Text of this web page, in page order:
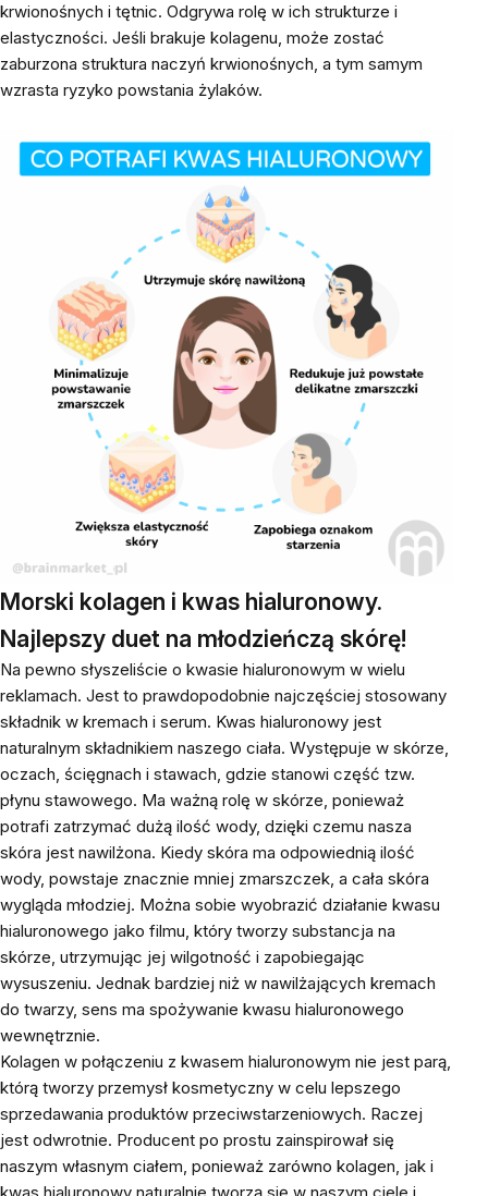
krwionośnych i tętnic. Odgrywa rolę w ich strukturze i
elastyczności. Jeśli brakuje kolagenu, może zostać
zaburzona struktura naczyń krwionośnych, a tym samym
wzrasta ryzyko powstania żylaków.
Morski kolagen i kwas hialuronowy.
Najlepszy duet na młodzieńczą skórę!
Na pewno słyszeliście o kwasie hialuronowym w wielu
reklamach. Jest to prawdopodobnie najczęściej stosowany
składnik w kremach i serum. Kwas hialuronowy jest
naturalnym składnikiem naszego ciała. Występuje w skórze,
oczach, ścięgnach i stawach, gdzie stanowi część tzw.
płynu stawowego. Ma ważną rolę w skórze, ponieważ
potrafi zatrzymać dużą ilość wody, dzięki czemu nasza
skóra jest nawilżona. Kiedy skóra ma odpowiednią ilość
wody, powstaje znacznie mniej zmarszczek, a cała skóra
wygląda młodziej. Można sobie wyobrazić działanie kwasu
hialuronowego jako filmu, który tworzy substancja na
skórze, utrzymując jej wilgotność i zapobiegając
wysuszeniu. Jednak bardziej niż w nawilżających kremach
do twarzy, sens ma spożywanie kwasu hialuronowego
wewnętrznie.
Kolagen w połączeniu z kwasem hialuronowym nie jest parą,
którą tworzy przemysł kosmetyczny w celu lepszego
sprzedawania produktów przeciwstarzeniowych. Raczej
jest odwrotnie. Producent po prostu zainspirował się
naszym własnym ciałem, ponieważ zarówno kolagen, jak i